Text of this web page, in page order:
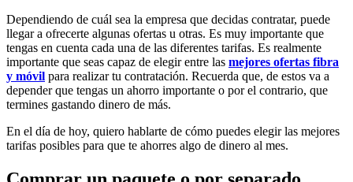
Dependiendo de cuál sea la empresa que decidas contratar, puede
llegar a ofrecerte algunas ofertas u otras. Es muy importante que
tengas en cuenta cada una de las diferentes tarifas. Es realmente
importante que seas capaz de elegir entre las mejores ofertas fibra
y móvil para realizar tu contratación. Recuerda que, de estos va a
depender que tengas un ahorro importante o por el contrario, que
termines gastando dinero de más.
En el día de hoy, quiero hablarte de cómo puedes elegir las mejores
tarifas posibles para que te ahorres algo de dinero al mes.